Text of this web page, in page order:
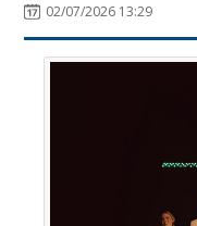
02/07/2026 13:29